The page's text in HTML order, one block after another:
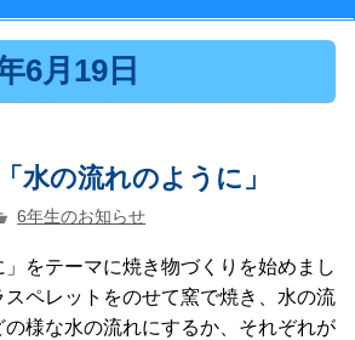
6月19日
水の流れのように」
6年生のお知らせ
」をテーマに焼き物づくりを始めまし
ペレットをのせて窯で焼き、水の流
様な水の流れにするか、それぞれが